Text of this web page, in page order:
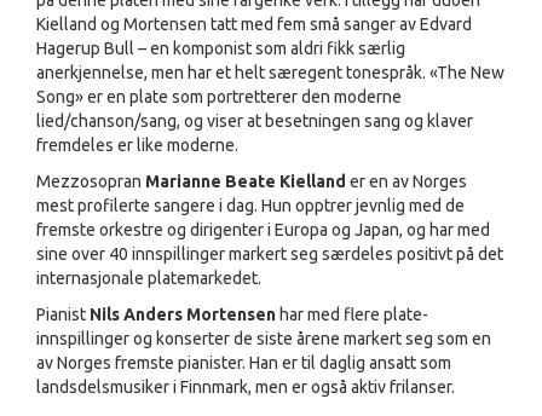
Kielland og Mortensen tatt med fem små sanger av Edvard
Hagerup Bull – en komponist som aldri fikk særlig
anerkjennelse, men har et helt særegent tonespråk. «The New
Song» er en plate som portretterer den moderne
lied/chanson/sang, og viser at besetningen sang og klaver
fremdeles er like moderne.
Mezzosopran Marianne Beate Kielland er en av Norges
mest profilerte sangere i dag. Hun opptrer jevnlig med de
fremste orkestre og dirigenter i Europa og Japan, og har med
sine over 40 innspillinger markert seg særdeles positivt på det
internasjonale platemarkedet.
Pianist Nils Anders Mortensen har med flere plate-
innspillinger og konserter de siste årene markert seg som en
av Norges fremste pianister. Han er til daglig ansatt som
landsdelsmusiker i Finnmark, men er også aktiv frilanser.